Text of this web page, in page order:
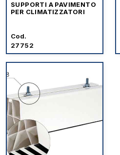
SUPPORTI A PAVIMENTO
PER CLIMATIZZATORI
Cod.
27752